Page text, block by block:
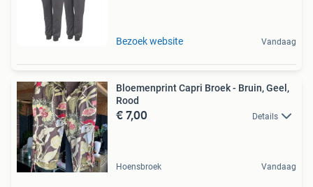
Bezoek website Vandaag
Bloemenprint Capri Broek - Bruin, Geel,
Rood
€ 7,00 Details
Hoensbroek Vandaag